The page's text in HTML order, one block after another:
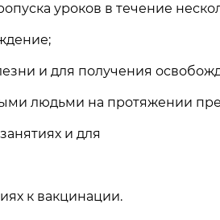
уроков в течение
и для получения
людьми на протяжении
и для
к вакцинации.